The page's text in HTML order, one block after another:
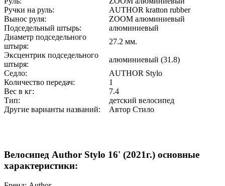
Ручки на руль:
AUTHOR kratton rubber
Вынос руля:
ZOOM алюминиевый
Подседельный штырь:
алюминиевый
Диаметр подседельного
штыря:
27.2 мм.
Эксцентрик подседельного
штыря:
алюминиевый (31.8)
Седло:
AUTHOR Stylo
Количество передач:
1
Вес в кг:
7.4
Тип:
детский велосипед
Другие варианты названий:
Автор Стило
Велосипед Author Stylo 16' (2021г.) основные
характеристики: